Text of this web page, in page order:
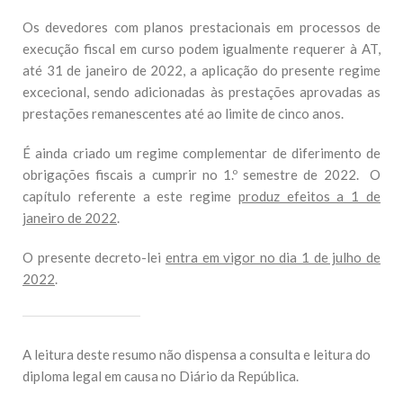
Os devedores com planos prestacionais em processos de
execução fiscal em curso podem igualmente requerer à AT,
até 31 de janeiro de 2022, a aplicação do presente regime
excecional, sendo adicionadas às prestações aprovadas as
prestações remanescentes até ao limite de cinco anos.
É ainda criado um regime complementar de diferimento de
obrigações fiscais a cumprir no 1.º semestre de 2022. O
capítulo referente a este regime produz efeitos a 1 de
janeiro de 2022.
O presente decreto-lei entra em vigor no dia 1 de julho de
2022.
A leitura deste resumo não dispensa a consulta e leitura do
diploma legal em causa no Diário da República.